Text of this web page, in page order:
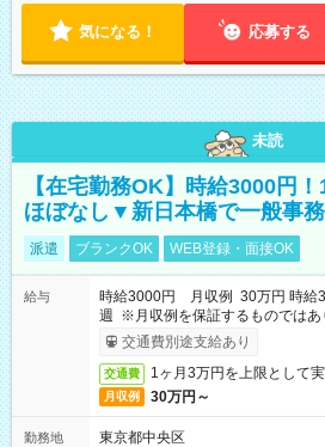
気になる！ 応募する
未読
【在宅勤務OK】時給3000円
ほぼなし▼新日本橋で一般事務
派遣 ブランクOK WEB登録・面接OK
給与
時給3000円 月収例 30万円 時給
週 ※月収例を保証するものでは
ービス利用可（利用条件有）
交通費別途支給あり
交通費 1ヶ月3万円を上限として
月収例 30万円～
勤務地
東京都中央区